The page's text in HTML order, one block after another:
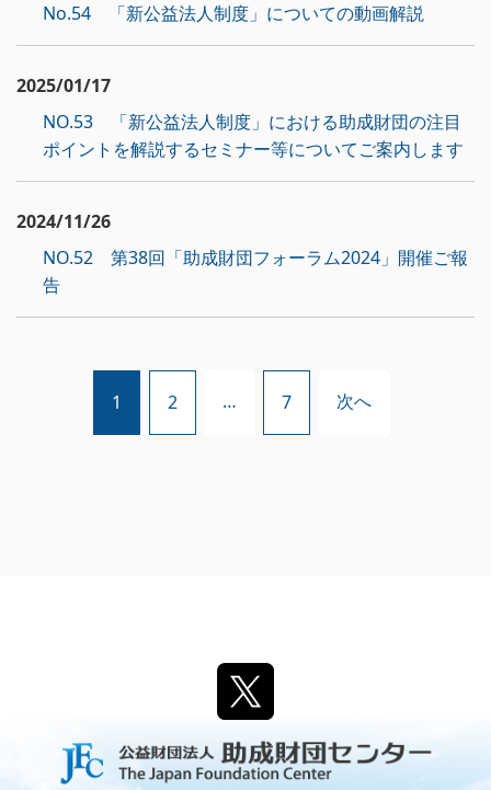
No.54 「新公益法人制度」についての動画解説
2025/01/17
NO.53 「新公益法人制度」における助成財団の注目
ポイントを解説するセミナー等についてご案内します
2024/11/26
NO.52 第38回「助成財団フォーラム2024」開催ご報
告
1 2 … 7 次へ